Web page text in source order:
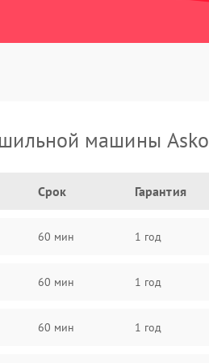
машины Asko
Срок Гарантия
60 мин 1 год
60 мин 1 год
60 мин 1 год